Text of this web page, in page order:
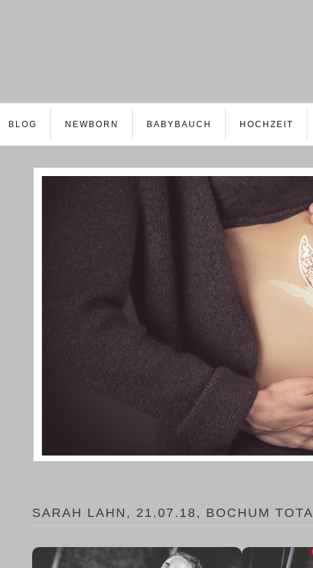
BLOG NEWBORN BABYBAUCH HOCHZEIT
SARAH LAHN, 21.07.18, BOCHUM